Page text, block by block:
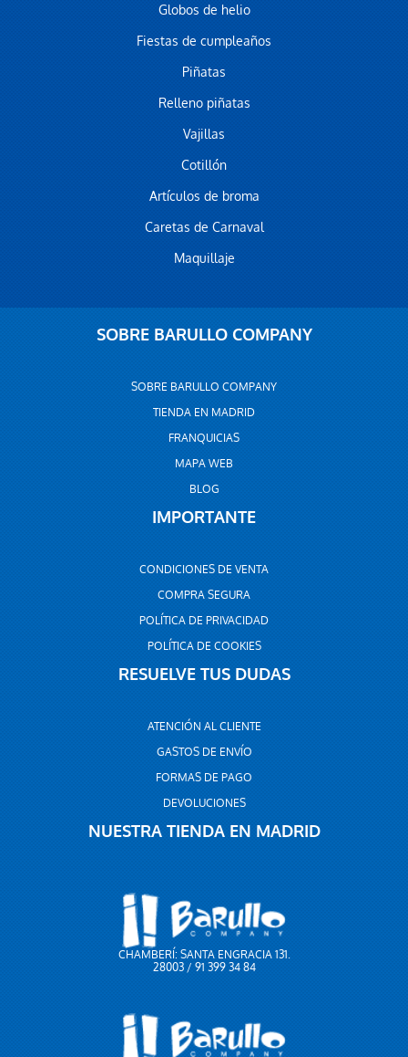
Globos de helio
Fiestas de cumpleaños
Piñatas
Relleno piñatas
Vajillas
Cotillón
Artículos de broma
Caretas de Carnaval
Maquillaje
SOBRE BARULLO COMPANY
SOBRE BARULLO COMPANY
TIENDA EN MADRID
FRANQUICIAS
MAPA WEB
BLOG
IMPORTANTE
CONDICIONES DE VENTA
COMPRA SEGURA
POLÍTICA DE PRIVACIDAD
POLÍTICA DE COOKIES
RESUELVE TUS DUDAS
ATENCIÓN AL CLIENTE
GASTOS DE ENVÍO
FORMAS DE PAGO
DEVOLUCIONES
NUESTRA TIENDA EN MADRID
CHAMBERÍ: SANTA ENGRACIA 131.
28003 / 91 399 34 84